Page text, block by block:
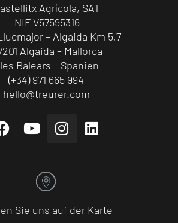
Agrícola, SAT
NIF V57595316
– Algaida Km 5,7
Algaida – Mallorca
Balears – Spanien
(+34) 971 665 994
hello@treurer.com
Sie uns auf der Karte